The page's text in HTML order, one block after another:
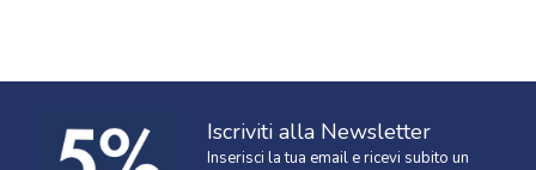
Iscriviti alla Newsletter
Inserisci la tua email e ricevi subito un